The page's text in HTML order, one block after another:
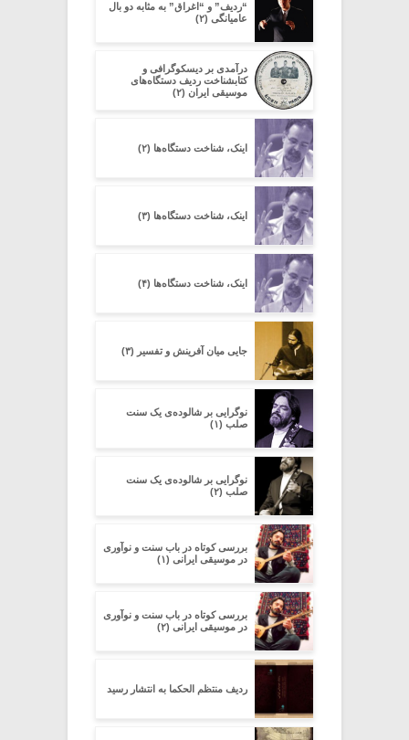
“ردیف” و “اغراق” به مثابه دو بال
عامیانگی (۲)
در‌آمدی بر دیسکوگرافی و
کتابشناخت ردیف دستگاه‌های
موسیقی ایران (۲)
اینک، شناخت دستگاه‌ها (۲)
اینک، شناخت دستگاه‌ها (۳)
اینک، شناخت دستگاه‌ها (۴)
جایی میان آفرینش و تفسیر (۳)
نوگرایی بر شالوده‌ی یک سنت
صلب (۱)
نوگرایی بر شالوده‌ی یک سنت
صلب (۲)
بررسی کوتاه در باب سنت و نوآوری
در موسیقی ایرانی (۱)
بررسی کوتاه در باب سنت و نوآوری
در موسیقی ایرانی (۲)
ردیف منتظم الحکما به انتشار رسید